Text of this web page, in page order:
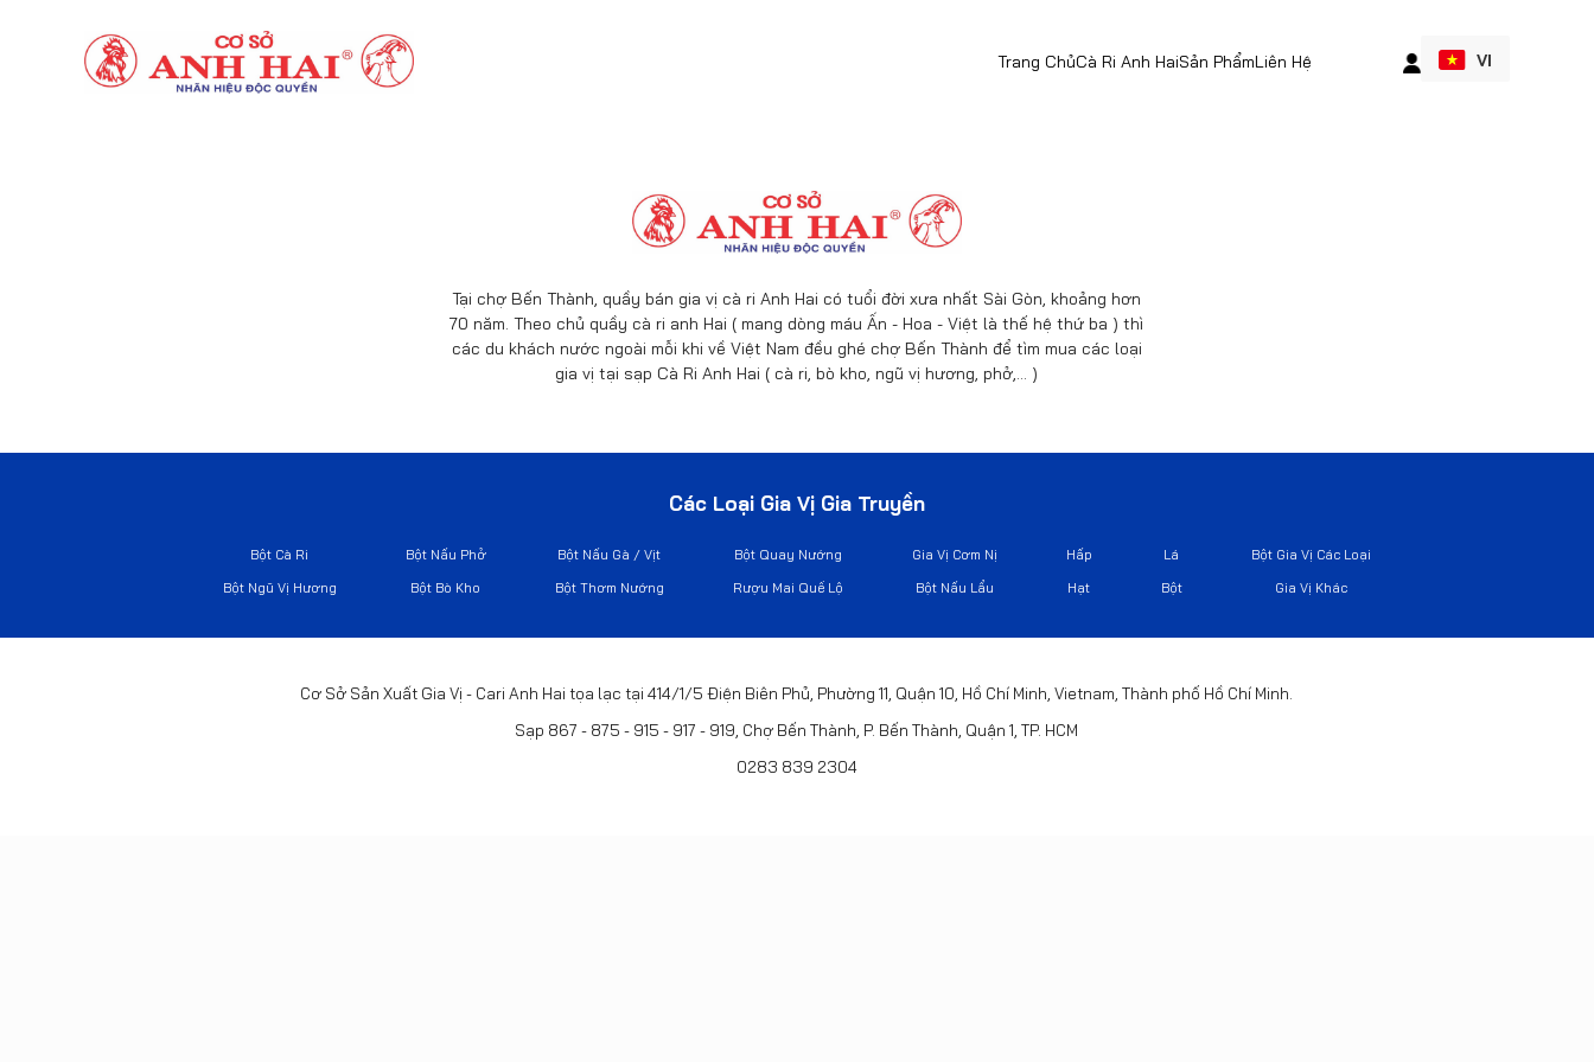
Trang ChủCà Ri Anh HaiSản PhẩmLiên Hệ VI
Tại chợ Bến Thành, quầy bán gia vị cà ri Anh Hai có tuổi đời xưa nhất Sài Gòn, khoảng hơn
70 năm. Theo chủ quầy cà ri anh Hai ( mang dòng máu Ấn - Hoa - Việt là thế hệ thứ ba ) thì
các du khách nước ngoài mỗi khi về Việt Nam đều ghé chợ Bến Thành để tìm mua các loại
gia vị tại sạp Cà Ri Anh Hai ( cà ri, bò kho, ngũ vị hương, phở,… )
Các Loại Gia Vị Gia Truyền
Bột Cà Ri Bột Nấu Phở Bột Nấu Gà / Vịt Bột Quay Nướng Gia Vị Cơm Nị Hấp Lá
Bột Gia Vị Các Loại
Bột Ngũ Vị Hương
Bột Bò Kho Bột Thơm Nướng Rượu Mai Quế Lộ Bột Nấu Lẩu Hạt Bột Gia Vị Khác
Cơ Sở Sản Xuất Gia Vị - Cari Anh Hai tọa lạc tại 414/1/5 Điện Biên Phủ, Phường 11, Quận 10, Hồ Chí Minh, Vietnam, Thành phố Hồ Chí Minh.
Sạp 867 - 875 - 915 - 917 - 919, Chợ Bến Thành, P. Bến Thành, Quận 1, TP. HCM
0283 839 2304